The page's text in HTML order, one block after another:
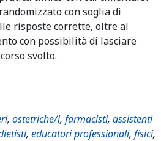
con soglia di
risposte corrette, oltre al
con possibilità di lasciare
svolto.
, ostetriche/i, farmacisti, assistenti
, educatori professionali, fisici,